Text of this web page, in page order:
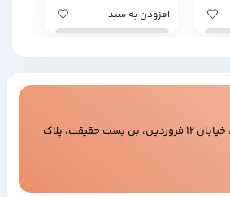
افزودن به سبد
تهران، میدان انقلاب، خیابان ۱۲ فروردین، بن بست حقیقت، پلاک